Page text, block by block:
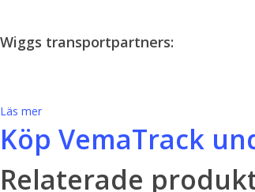
Wiggs transportpartners:
Läs mer
Köp VemaTrack
Relaterade